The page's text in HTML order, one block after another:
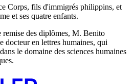
Corps, fils d'immigrés philippins, et
et ses quatre enfants.
remise des diplômes, M. Benito
docteur en lettres humaines, qui
le domaine des sciences humaines